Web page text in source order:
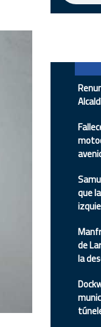
que
de
la